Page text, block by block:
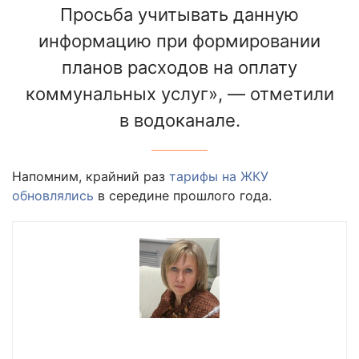
Просьба учитывать данную
информацию при формировании
планов расходов на оплату
коммунальных услуг», — отметили
в водоканале.
Напомним, крайний раз тарифы на ЖКУ
обновлялись в середине прошлого года.